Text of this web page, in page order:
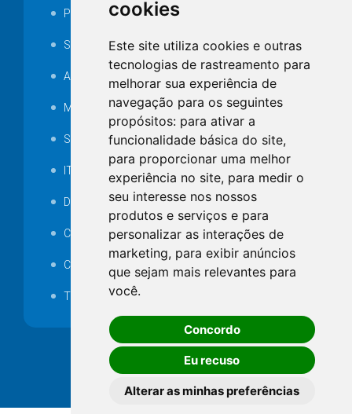
cookies
Este site utiliza cookies e outras
tecnologias de rastreamento para
melhorar sua experiência de
navegação para os seguintes
propósitos: para ativar a
funcionalidade básica do site,
para proporcionar uma melhor
experiência no site, para medir o
seu interesse nos nossos
produtos e serviços e para
personalizar as interações de
marketing, para exibir anúncios
que sejam mais relevantes para
você.
Concordo
Eu recuso
Alterar as minhas preferências
Portarias
SAMAE
Audiência pública
MANUTENÇÃO DE ILUMINAÇÃO PÚBLICA
Serviços Técnicos TI
ITR
Desapropriações
Catalogo Eletrônico de Padronização
Consórcios Municipais
Telefones Úteis